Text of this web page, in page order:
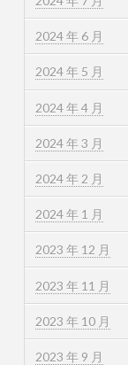
2024 年 6 月
2024 年 5 月
2024 年 4 月
2024 年 3 月
2024 年 2 月
2024 年 1 月
2023 年 12 月
2023 年 11 月
2023 年 10 月
2023 年 9 月